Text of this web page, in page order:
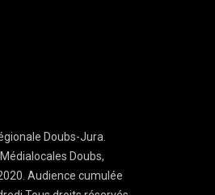
Doubs-Jura.
Doubs,
Audience cumulée